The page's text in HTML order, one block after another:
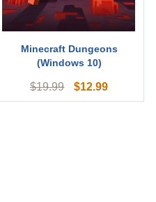
Minecraft Dungeons
(Windows 10)
$19.99 $12.99